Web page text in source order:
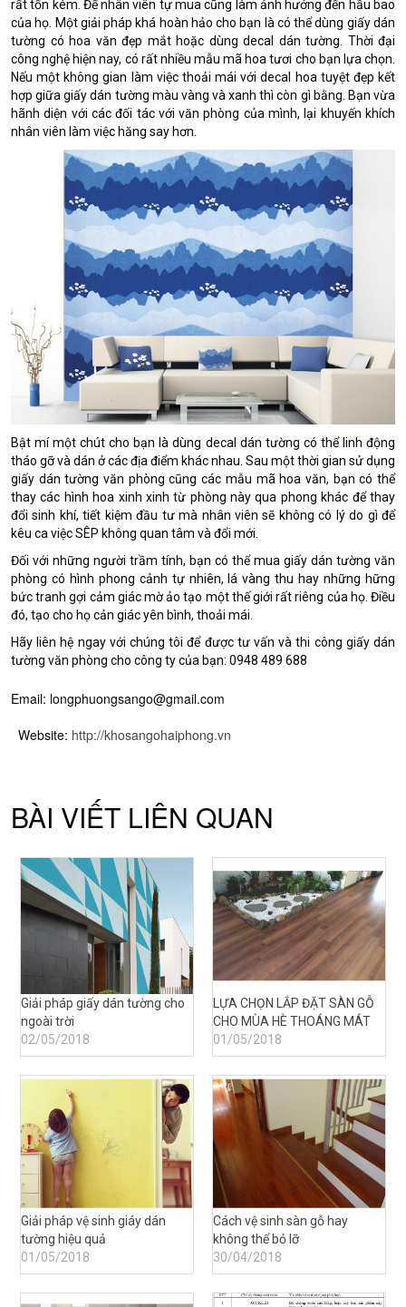
rất tốn kém. Để nhân viên tự mua cũng làm ảnh hưởng đến hầu bao
của họ. Một giải pháp khá hoàn hảo cho bạn là có thể dùng giấy dán
tường có hoa văn đẹp mắt hoặc dùng decal dán tường. Thời đại
công nghệ hiện nay, có rất nhiều mẫu mã hoa tươi cho bạn lựa chọn.
Nếu một không gian làm việc thoải mái với decal hoa tuyệt đẹp kết
hợp giữa giấy dán tường màu vàng và xanh thì còn gì bằng. Bạn vừa
hãnh diện với các đối tác với văn phòng của mình, lại khuyến khích
nhân viên làm việc hăng say hơn.
Bật mí một chút cho bạn là dùng decal dán tường có thể linh động
tháo gỡ và dán ở các địa điểm khác nhau. Sau một thời gian sử dụng
giấy dán tường văn phòng cũng các mẫu mã hoa văn, bạn có thể
thay các hình hoa xinh xinh từ phòng này qua phong khác để thay
đổi sinh khí, tiết kiệm đầu tư mà nhân viên sẽ không có lý do gì để
kêu ca việc SÊP không quan tâm và đổi mới.
Đối với những người trầm tính, bạn có thể mua giấy dán tường văn
phòng có hình phong cảnh tự nhiên, lá vàng thu hay những hững
bức tranh gợi cảm giác mờ ảo tạo một thế giới rất riêng của họ. Điều
đó, tạo cho họ cản giác yên bình, thoải mái.
Hãy liên hệ ngay với chúng tôi để được tư vấn và thi công giấy dán
tường văn phòng cho công ty của bạn: 0948 489 688
Email: longphuongsango@gmail.com
Website: http://khosangohaiphong.vn
BÀI VIẾT LIÊN QUAN
Giải pháp giấy dán tường cho
ngoài trời
02/05/2018
LỰA CHỌN LẮP ĐẶT SÀN GỖ
CHO MÙA HÈ THOÁNG MÁT
01/05/2018
Giải pháp vệ sinh giáy dán
tường hiệu quả
01/05/2018
Cách vệ sinh sàn gỗ hay
không thể bỏ lỡ
30/04/2018